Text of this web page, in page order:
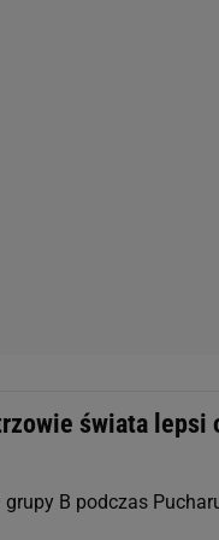
świata lepsi
B podczas